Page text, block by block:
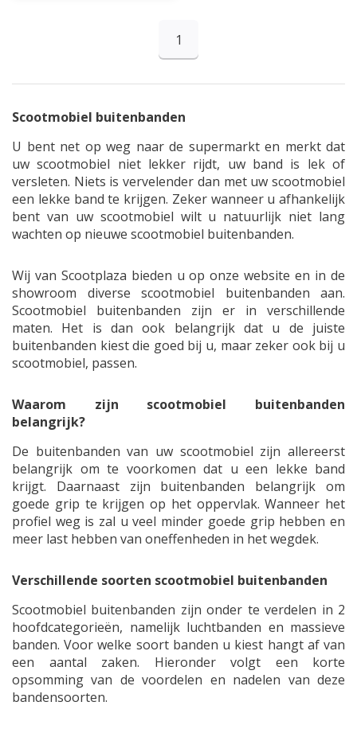
1
Scootmobiel buitenbanden
U bent net op weg naar de supermarkt en merkt dat
uw scootmobiel niet lekker rijdt, uw band is lek of
versleten. Niets is vervelender dan met uw scootmobiel
een lekke band te krijgen. Zeker wanneer u afhankelijk
bent van uw scootmobiel wilt u natuurlijk niet lang
wachten op nieuwe scootmobiel buitenbanden.
Wij van Scootplaza bieden u op onze website en in de
showroom diverse scootmobiel buitenbanden aan.
Scootmobiel buitenbanden zijn er in verschillende
maten. Het is dan ook belangrijk dat u de juiste
buitenbanden kiest die goed bij u, maar zeker ook bij u
scootmobiel, passen.
Waarom zijn scootmobiel buitenbanden
belangrijk?
De buitenbanden van uw scootmobiel zijn allereerst
belangrijk om te voorkomen dat u een lekke band
krijgt. Daarnaast zijn buitenbanden belangrijk om
goede grip te krijgen op het oppervlak. Wanneer het
profiel weg is zal u veel minder goede grip hebben en
meer last hebben van oneffenheden in het wegdek.
Verschillende soorten scootmobiel buitenbanden
Scootmobiel buitenbanden zijn onder te verdelen in 2
hoofdcategorieën, namelijk luchtbanden en massieve
banden. Voor welke soort banden u kiest hangt af van
een aantal zaken. Hieronder volgt een korte
opsomming van de voordelen en nadelen van deze
bandensoorten.